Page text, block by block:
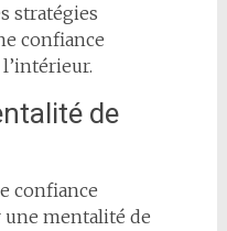
stratégies
confiance
de
confiance
une mentalité de